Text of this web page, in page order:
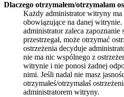
Dlaczego otrzymałem/otrzymałam
Każdy administrator witryny
obowiązujące na danej
administrator zaleca
przestrzegał, może otrzymać
ostrzeżenia decyduje
nie ma nic wspólnego z
witrynie i nie ponosi żadnej
nimi. Jeśli nadal nie masz
otrzymałeś/otrzymałaś
administratorem witryny.